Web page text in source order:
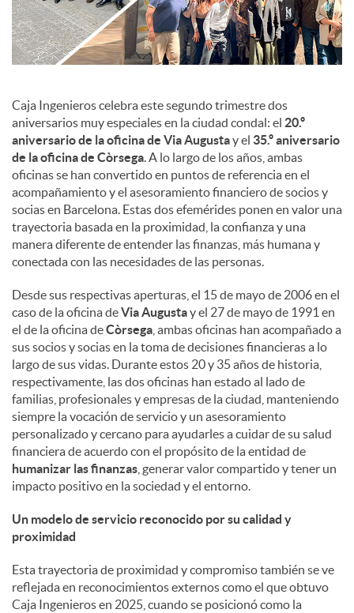
n
t
e
n
i
d
o
s
Caja Ingenieros celebra este segundo trimestre dos
aniversarios muy especiales en la ciudad condal: el 20.º
aniversario de la oficina de Via Augustay el 35.º aniversario
de la oficina de Còrsega. A lo largo de los años, ambas
oficinas se han convertido en puntos de referencia en el
acompañamiento y el asesoramiento financiero de socios y
socias en Barcelona. Estas dos efemérides ponen en valor una
trayectoria basada en la proximidad, la confianza y una
manera diferente de entender las finanzas, más humana y
conectada con las necesidades de las personas.
Desde sus respectivas aperturas, el 15 de mayo de 2006 en el
caso de la oficina deVia Augustay el 27 de mayo de 1991 en
el de la oficina deCòrsega , ambas oficinas han acompañado a
sus socios y socias en la toma de decisiones financieras a lo
largo de sus vidas. Durante estos 20 y 35 años de historia,
respectivamente, las dos oficinas han estado al lado de
familias, profesionales y empresas de la ciudad, manteniendo
siempre la vocación de servicio y un asesoramiento
personalizado y cercano para ayudarles a cuidar de su salud
financiera de acuerdo con el propósito de la entidad de
humanizar las finanzas , generar valor compartido y tener un
impacto positivo en la sociedad y el entorno.
Un modelo de servicio reconocido por su calidad y
proximidad
Esta trayectoria de proximidad y compromiso también se ve
reflejada en reconocimientos externos como el que obtuvo
Caja Ingenieros en 2025, cuando se posicionó como la